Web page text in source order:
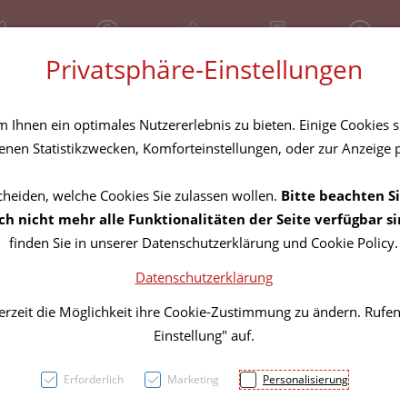
Geschlossen Über uns Rezept-Anfrage
S
PZN: 3724767
Privatsphäre-Einstellungen
Ihnen ein optimales Nutzererlebnis zu bieten. Einige Cookies
Statistikzwecken, Komforteinstellungen, oder zur Anzeige
welche Cookies Sie zulassen wollen. Bitte beachten
nicht mehr alle Funktionalitäten der Seite verfügbar
finden Sie in unserer Datenschutzerklärung und Cookie Policy.
Datenschutzerklärung
die Möglichkeit ihre Cookie-Zustimmung zu ändern.
Einstellung" auf.
Erforderlich Marketing Personalisierung